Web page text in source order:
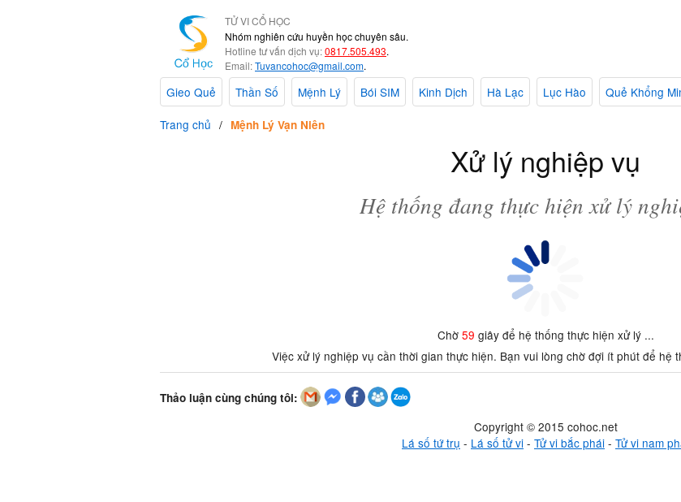
TỬ VI CỔ HỌC
Nhóm nghiên cứu huyền học chuyên sâu.
Hotline tư vấn dịch vụ:0817.505.493.
Email:Tuvancohoc@gmail.com.
Gieo Quẻ Thần Số Mệnh Lý Bói SIM Kinh Dịch Hà Lạc Lục Hào Quẻ Khổng
Trang chủ
Mệnh Lý Vạn Niên
Xử lý nghiệp vụ
Hệ thống đang thực hiện xử lý
Chờ 59 giây để hệ thống thực hiện xử lý ...
Việc xử lý nghiệp vụ cần thời gian thực hiện. Bạn vui lòng chờ đợi ít phút để hệ
Thảo luận cùng chúng tôi:
Copyright © 2015 cohoc.net
Lá số tứ trụ - Lá số tử vi - Tử vi bắc phái - Tử vi nam